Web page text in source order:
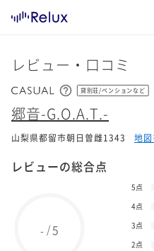
レビュー・口コミ
貸別荘/ペンションなど
郷音-G.O.A.T.-
山梨県都留市朝日曽雌1343 地
レビューの総合点
- /5
5点
4点
3点
2点